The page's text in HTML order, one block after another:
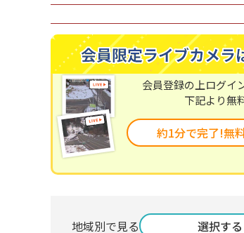
会員登録の上ログイ
下記より無
約1分で完了!無
地域別で見る 選択する